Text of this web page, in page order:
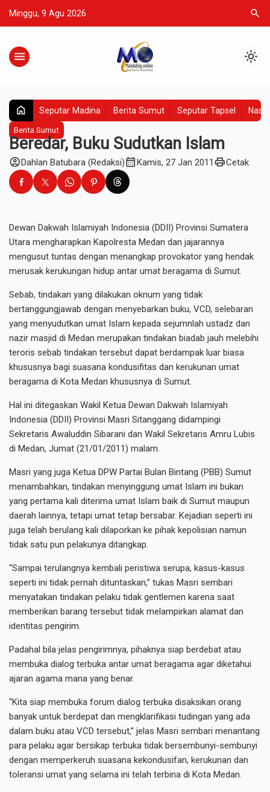
Minggu, 9 Agu 2026 search
menu light_mode
home Seputar Madina Berita Sumut Seputar Tapsel
Berita Sumut
Beredar, Buku Sudutkan Islam
account_circleDahlan Batubara (Redaksi)calendar_monthKamis, 27 Jan 2011 printCetak
Dewan Dakwah Islamiyah Indonesia (DDII) Provinsi Sumatera
Utara mengharapkan Kapolresta Medan dan jajarannya
mengusut tuntas dengan menangkap provokator yang hendak
merusak kerukungan hidup antar umat beragama di Sumut.
Sebab, tindakan yang dilakukan oknum yang tidak
bertanggungjawab dengan menyebarkan buku, VCD, selebaran
yang menyudutkan umat Islam kepada sejumnlah ustadz dan
nazir masjid di Medan merupakan tindakan biadab jauh melebihi
teroris sebab tindakan tersebut dapat berdampak luar biasa
khususnya bagi suasana kondusifitas dan kerukunan umat
beragama di Kota Medan khususnya di Sumut.
Hal ini ditegaskan Wakil Ketua Dewan Dakwah Islamiyah
Indonesia (DDII) Provinsi Masri Sitanggang didampingi
Sekretaris Awaluddin Sibarani dan Wakil Sekretaris Amru Lubis
di Medan, Jumat (21/01/2011) malam.
Masri yang juga Ketua DPW Partai Bulan Bintang (PBB) Sumut
menambahkan, tindakan menyinggung umat Islam ini bukan
yang pertama kali diterima umat Islam baik di Sumut maupun
daerah lainnya, tetapi umat tetap bersabar. Kejadian seperti ini
juga telah berulang kali dilaporkan ke pihak kepolisian namun
tidak satu pun pelakunya ditangkap.
“Sampai terulangnya kembali peristiwa serupa, kasus-kasus
seperti ini tidak pernah dituntaskan,” tukas Masri sembari
menyatakan tindakan pelaku tidak gentlemen karena saat
memberikan barang tersebut tidak melampirkan alamat dan
identitas pengirim.
Padahal bila jelas pengirimnya, pihaknya siap berdebat atau
membuka dialog terbuka antar umat beragama agar diketahui
ajaran agama mana yang benar.
“Kita siap membuka forum dialog terbuka disaksikan orang
banyak untuk berdepat dan mengklarifikasi tudingan yang ada
dalam buku atau VCD tersebut,” jelas Masri sembari menantang
para pelaku agar bersikap terbuka tidak bersembunyi-sembunyi
dengan memperkeruh suasana kekondusifan, kerukunan dan
toleransi umat yang selama ini telah terbina di Kota Medan.